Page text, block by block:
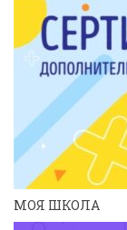
МОЯ ШКОЛА